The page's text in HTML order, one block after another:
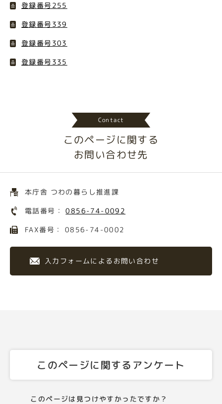
登録番号255
登録番号339
登録番号303
登録番号335
Contact
このページに関する
お問い合わせ先
本庁舎 つわの暮らし推進課
電話番号：0856-74-0092
FAX番号： 0856-74-0002
入力フォームによるお問い合わせ
このページに関するアンケート
このページは見つけやすかったですか？